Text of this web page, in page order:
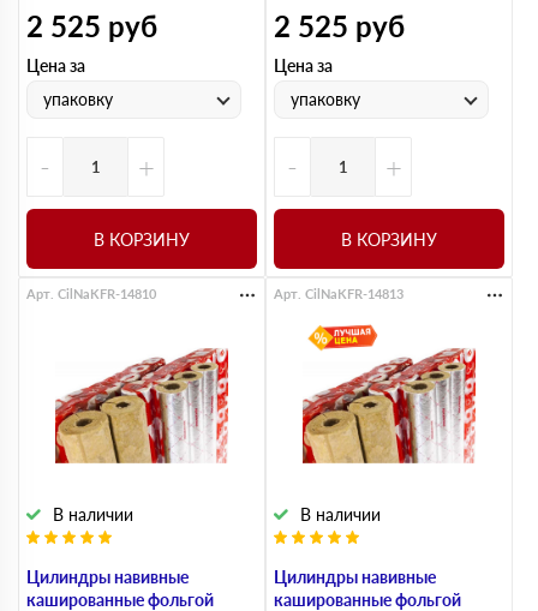
2 525 руб
Цена за
упаковку
- +
В КОРЗИНУ
2 525 руб
Цена за
упаковку
- +
В КОРЗИНУ
Цилиндры навивные
кашированные фольгой
В наличии
Арт. CilNaKFR-14810
Цилиндры навивные
кашированные фольгой
В наличии
Арт. CilNaKFR-14813